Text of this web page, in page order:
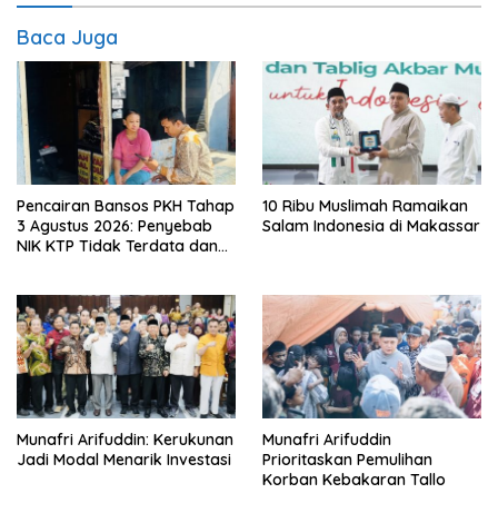
Baca Juga
Pencairan Bansos PKH Tahap
3 Agustus 2026: Penyebab
NIK KTP Tidak Terdata dan
10 Ribu Muslimah Ramaikan
Salam Indonesia di Makassar
Munafri Arifuddin: Kerukunan
Jadi Modal Menarik Investasi
Munafri Arifuddin
Prioritaskan Pemulihan
Korban Kebakaran Tallo